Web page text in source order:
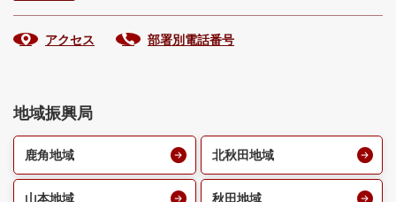
アクセス 部署別電話番号
地域振興局
鹿角地域 北秋田地域
山本地域 秋田地域